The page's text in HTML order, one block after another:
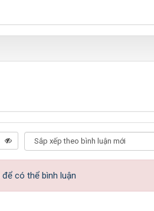
để có thể bình luận